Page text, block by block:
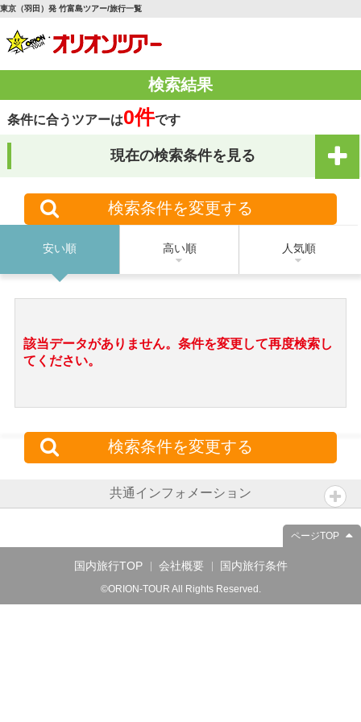
東京（羽田）発 竹富島ツアー/旅行一覧
検索結果
条件に合うツアーは0件です
現在の検索条件を見る
検索条件を変更する
安い順 高い順 人気順
該当データがありません。条件を変更して再度検索し
てください。
検索条件を変更する
共通インフォメーション
ページTOP
国内旅行TOP 会社概要 国内旅行条件
©ORION-TOUR All Rights Reserved.